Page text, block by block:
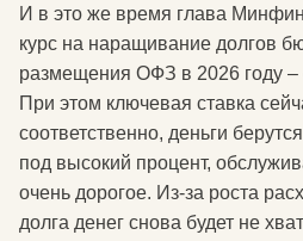
И в это же время глава
курс на наращивание долгов
размещения ОФЗ в 2026 году –
При этом ключевая ставка
соответственно, деньги
под высокий процент,
очень дорогое. Из-за роста
долга денег снова будет не